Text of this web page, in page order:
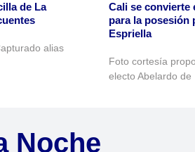
de La
alias
Cali se convierte
para la posesión
Espriella
Foto cortesía
electo Abelardo de
Noche